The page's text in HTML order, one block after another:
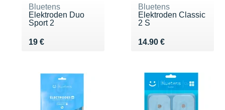
Bluetens
Elektroden Duo
Sport 2
19 €
Vendu 19 €
Bluetens
Elektroden Classic
2 S
14.90 €
Vendu 14.90 €